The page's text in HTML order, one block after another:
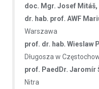
doc. Mgr. Josef Mitáš,
dr. hab. prof. AWF
Warszawa
prof. dr. hab. Wieslaw
Długosza w
prof. PaedDr. Jaromír
Nitra